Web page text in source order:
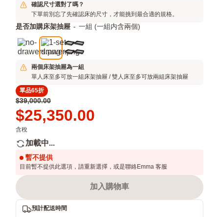
間
確認尺寸選對了嗎？
下單前別忘了先確認床的尺寸，才能挑到最合適的規格。
是否加購床架抽屜 - 一組 (一組内含兩個)
兩個床架抽屜為一組
單人床至多可放一組床架抽屜 / 雙人床至多可放兩組床架抽屜
單品65折
原
價
$39,000.00
$39,000.00
Price
$25,350.00
$25,350.00
含稅
加載中...
暫不提供
目前暫不提供此選項，請重新選擇，或是聯絡Emma 客服
加入購物車
預計配送時間